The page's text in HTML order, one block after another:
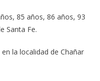
85 años, 86 años, 93
Santa Fe.
la localidad de Chañar